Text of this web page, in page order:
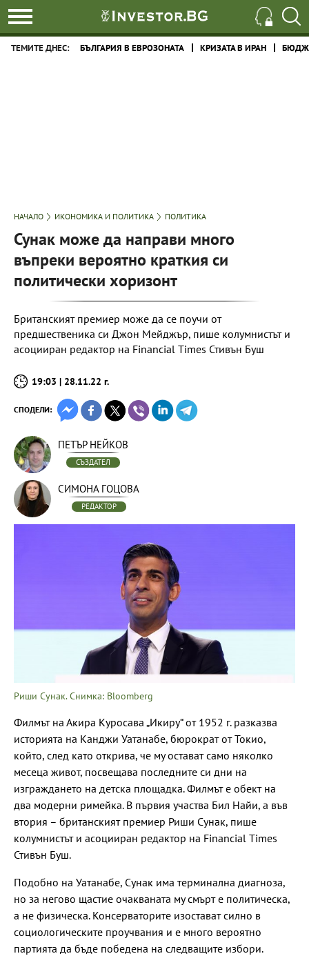
ТЕМИТЕ ДНЕС: БЪЛГАРИЯ В ЕВРОЗОНАТА КРИЗАТА В ИРАН
НАЧАЛО ИКОНОМИКА И ПОЛИТИКА ПОЛИТИКА
Сунак може да направи много
въпреки вероятно краткия си
политически хоризонт
Британският премиер може да се поучи от
предшественика си Джон Мейджър, пише колумнистът и
асоцииран редактор на Financial Times Стивън Буш
19:03 | 28.11.22 г.
СПОДЕЛИ:
ПЕТЪР НЕЙКОВ
СЪЗДАТЕЛ
СИМОНА ГОЦОВА
РЕДАКТОР
Риши Сунак. Снимка: Bloomberg
Филмът на Акира Куросава „Икиру“ от 1952 г. разказва
историята на Канджи Уатанабе, бюрократ от Токио,
който, след като открива, че му остават само няколко
месеца живот, посвещава последните си дни на
изграждането на детска площадка. Филмът е обект на
два модерни римейка. В първия участва Бил Найи, а във
втория – британският премиер Риши Сунак, пише
колумнистът и асоцииран редактор на Financial Times
Стивън Буш.
Подобно на Уатанабе, Сунак има терминална диагноза,
но за негово щастие очакваната му смърт е политическа,
а не физическа. Консерваторите изостават силно в
социологическите проучвания и е много вероятно
партията да бъде победена на следващите избори.